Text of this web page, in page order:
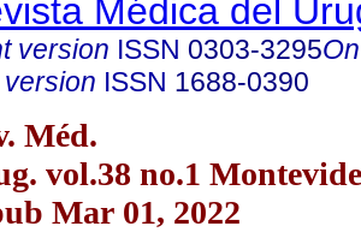
Médica del
version ISSN 0303-3295
ISSN 1688-0390
Méd.
vol.38 no.1
Mar 01, 2022